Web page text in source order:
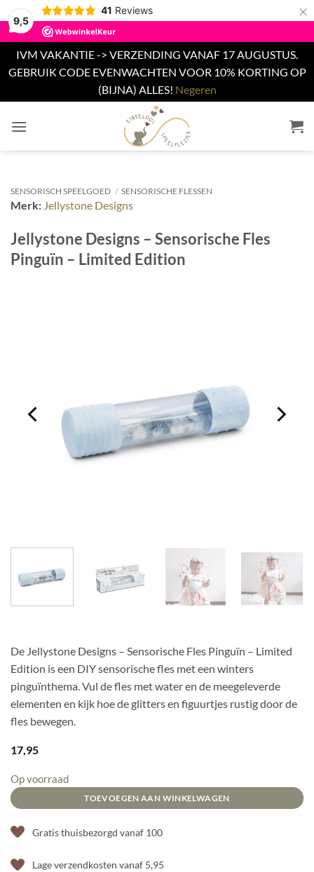
9,5
41 Reviews ×
IVM VAKANTIE -> VERZENDING VANAF 17 AUGUSTUS.
GEBRUIK CODE EVENWACHTEN VOOR 10% KORTING OP
(BIJNA) ALLES! Negeren
naar
SENSORISCH SPEELGOED / SENSORISCHE FLESSEN
Merk: Jellystone Designs
Jellystone Designs – Sensorische Fles
Pinguïn – Limited Edition
De Jellystone Designs – Sensorische Fles Pinguïn – Limited
Edition is een DIY sensorische fles met een winters
pinguïnthema. Vul de fles met water en de meegeleverde
elementen en kijk hoe de glitters en figuurtjes rustig door de
fles bewegen.
17,95
Op voorraad
TOEVOEGEN AAN WINKELWAGEN
Gratis thuisbezorgd vanaf 100
Lage verzendkosten vanaf 5,95